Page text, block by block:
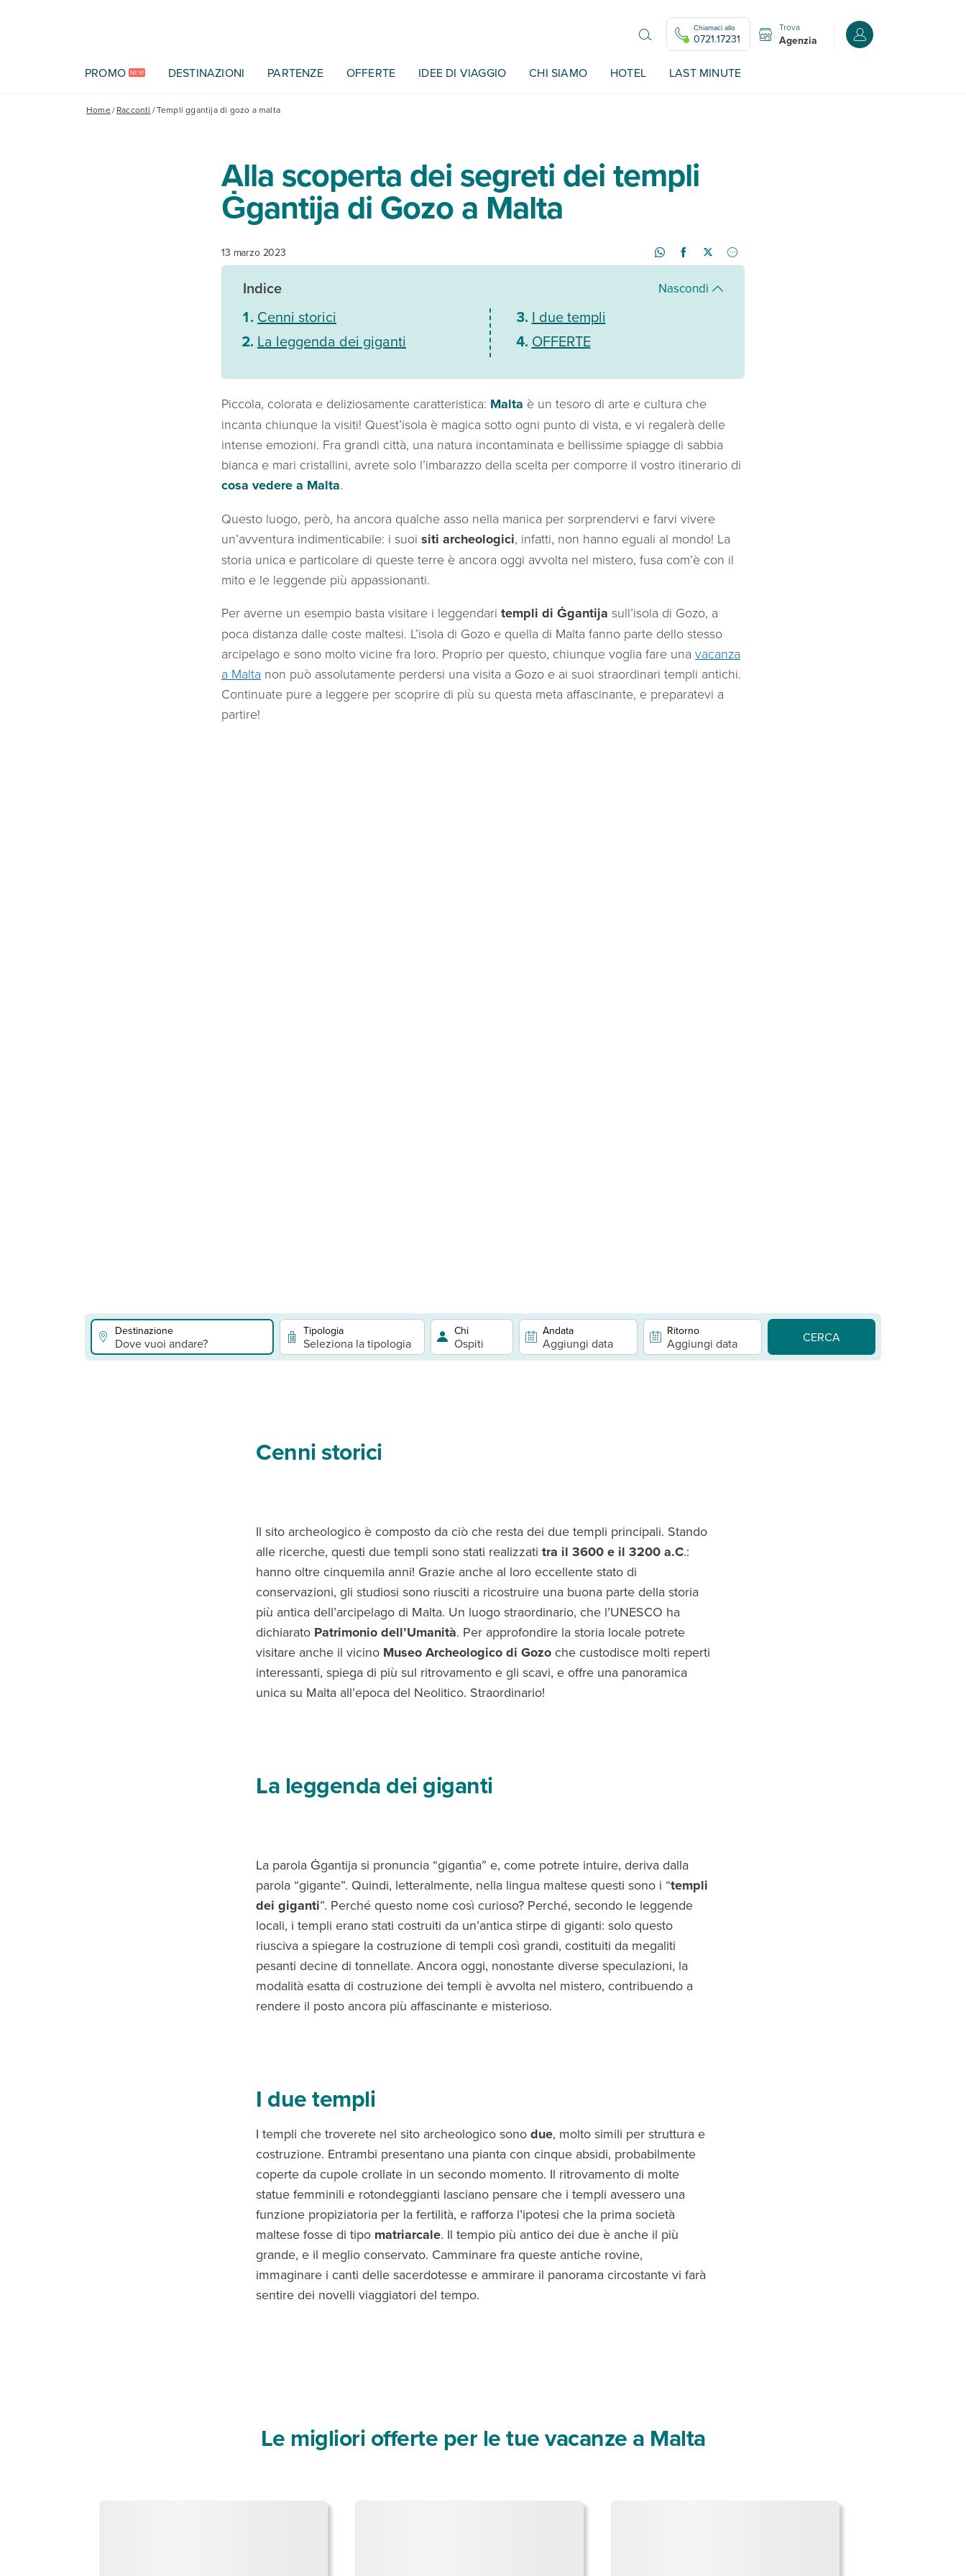
Chiamaci allo
0721.17231
Trova
Agenzia Accedi o registrati
PROMO NEW DESTINAZIONI PARTENZE OFFERTE IDEE DI VIAGGIO CHI SIAMO HOTEL LAST MINUTE
Home/Racconti /Templi ggantija di gozo a malta
Alla scoperta dei segreti dei templi
Ġgantija di Gozo a Malta
13 marzo 2023
Indice Nascondi
Cenni storici
La leggenda dei giganti
I due templi
OFFERTE
Piccola, colorata e deliziosamente caratteristica: Malta è un tesoro di arte e cultura che
incanta chiunque la visiti! Quest’isola è magica sotto ogni punto di vista, e vi regalerà delle
intense emozioni. Fra grandi città, una natura incontaminata e bellissime spiagge di sabbia
bianca e mari cristallini, avrete solo l’imbarazzo della scelta per comporre il vostro itinerario di
cosa vedere a Malta.
Questo luogo, però, ha ancora qualche asso nella manica per sorprendervi e farvi vivere
un’avventura indimenticabile: i suoi siti archeologici, infatti, non hanno eguali al mondo! La
storia unica e particolare di queste terre è ancora oggi avvolta nel mistero, fusa com’è con il
mito e le leggende più appassionanti.
Per averne un esempio basta visitare i leggendari templi di Ġgantija sull’isola di Gozo, a
poca distanza dalle coste maltesi. L’isola di Gozo e quella di Malta fanno parte dello stesso
arcipelago e sono molto vicine fra loro. Proprio per questo, chiunque voglia fare una vacanza
a Malta non può assolutamente perdersi una visita a Gozo e ai suoi straordinari templi antichi.
Continuate pure a leggere per scoprire di più su questa meta affascinante, e preparatevi a
partire!
Destinazione
Dove vuoi andare?
Tipologia
Seleziona la tipologia
Chi
Ospiti
Andata
Aggiungi data
Ritorno
Aggiungi data CERCA
Cenni storici
Il sito archeologico è composto da ciò che resta dei due templi principali. Stando
alle ricerche, questi due templi sono stati realizzati tra il 3600 e il 3200 a.C.:
hanno oltre cinquemila anni! Grazie anche al loro eccellente stato di
conservazioni, gli studiosi sono riusciti a ricostruire una buona parte della storia
più antica dell’arcipelago di Malta. Un luogo straordinario, che l’UNESCO ha
dichiarato Patrimonio dell’Umanità. Per approfondire la storia locale potrete
visitare anche il vicino Museo Archeologico di Gozo che custodisce molti reperti
interessanti, spiega di più sul ritrovamento e gli scavi, e offre una panoramica
unica su Malta all’epoca del Neolitico. Straordinario!
La leggenda dei giganti
La parola Ġgantija si pronuncia “gigantìa” e, come potrete intuire, deriva dalla
parola “gigante”. Quindi, letteralmente, nella lingua maltese questi sono i “templi
dei giganti”. Perché questo nome così curioso? Perché, secondo le leggende
locali, i templi erano stati costruiti da un’antica stirpe di giganti: solo questo
riusciva a spiegare la costruzione di templi così grandi, costituiti da megaliti
pesanti decine di tonnellate. Ancora oggi, nonostante diverse speculazioni, la
modalità esatta di costruzione dei templi è avvolta nel mistero, contribuendo a
rendere il posto ancora più affascinante e misterioso.
I due templi
I templi che troverete nel sito archeologico sono due, molto simili per struttura e
costruzione. Entrambi presentano una pianta con cinque absidi, probabilmente
coperte da cupole crollate in un secondo momento. Il ritrovamento di molte
statue femminili e rotondeggianti lasciano pensare che i templi avessero una
funzione propiziatoria per la fertilità, e rafforza l’ipotesi che la prima società
maltese fosse di tipo matriarcale. Il tempio più antico dei due è anche il più
grande, e il meglio conservato. Camminare fra queste antiche rovine,
immaginare i canti delle sacerdotesse e ammirare il panorama circostante vi farà
sentire dei novelli viaggiatori del tempo.
Le migliori offerte per le tue vacanze a Malta